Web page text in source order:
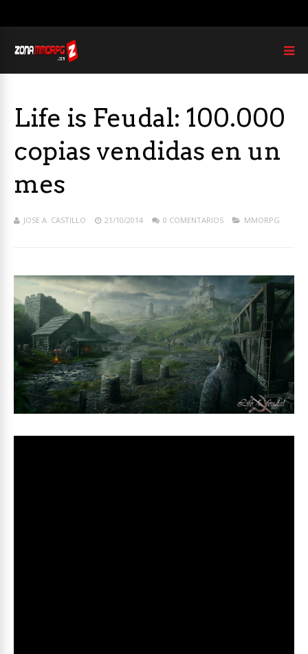
Life is Feudal: 100.000
copias vendidas en un
mes
JOSE A. CASTILLO 21/10/2014 0 COMENTARIOS MMORPG